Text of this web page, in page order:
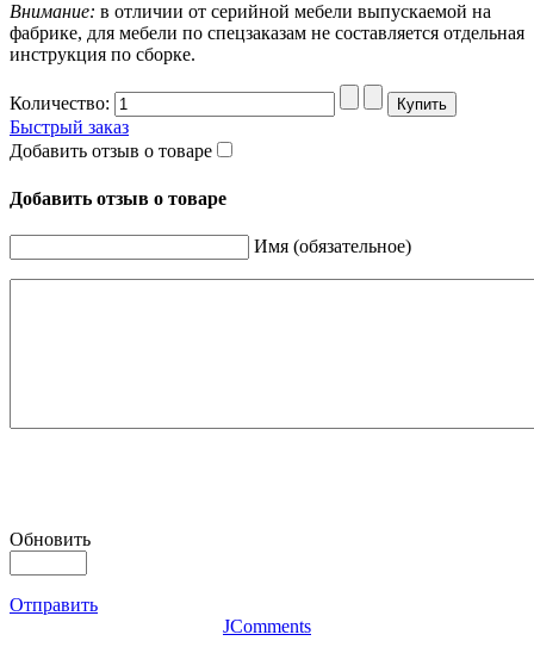
Внимание: в отличии от серийной мебели выпускаемой на
фабрике, для мебели по спецзаказам не составляется отдельная
инструкция по сборке.
Количество:
Быстрый заказ
Добавить отзыв о товаре
Добавить отзыв о товаре
Имя (обязательное)
Обновить
Отправить
JComments